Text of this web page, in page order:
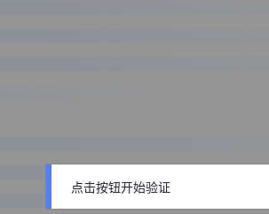
点击按钮开始验证